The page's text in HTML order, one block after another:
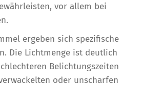
vor allem bei
ergeben sich spezifische
Die Lichtmenge ist deutlich
Belichtungszeiten
oder unscharfen